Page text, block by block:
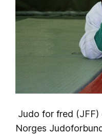
Judo for fred (JFF)
Norges